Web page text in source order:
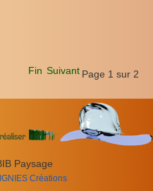
Page 1 sur 2
Suivant
Fin
Paysage
Créations